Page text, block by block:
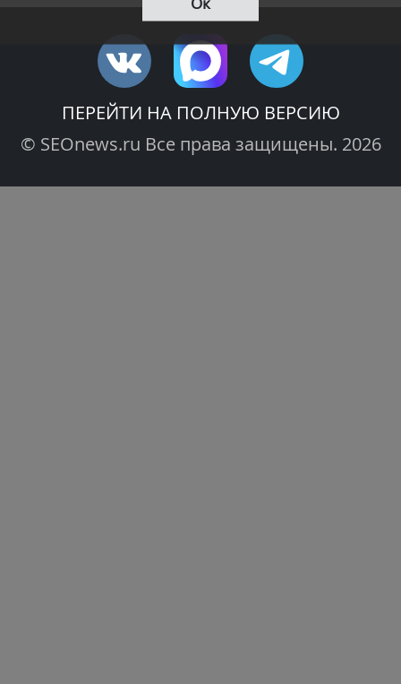
ПЕРЕЙТИ НА ПОЛНУЮ ВЕРСИЮ
© SEOnews.ru Все права защищены. 2026